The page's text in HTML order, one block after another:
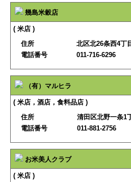
幾島米穀店
( 米店 )
住所
北区北26条西4丁
電話番号
011-716-6296
（有）マルヒラ
( 米店，酒店，食料品店 )
住所
清田区北野一条1
電話番号
011-881-2756
お米美人クラブ
( 米店 )